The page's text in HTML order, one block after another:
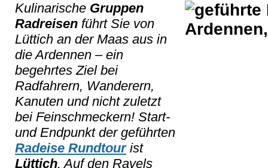
Kulinarische Gruppen
Radreisen führt Sie von
Lüttich an der Maas aus in
die Ardennen – ein
begehrtes Ziel bei
Radfahrern, Wanderern,
Kanuten und nicht zuletzt
bei Feinschmeckern! Start-
und Endpunkt der geführten
Radeise Rundtourist
Lüttich. Auf den Ravels